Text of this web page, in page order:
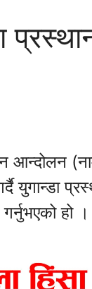
आन्दोलन
युगान्डा
हो ।